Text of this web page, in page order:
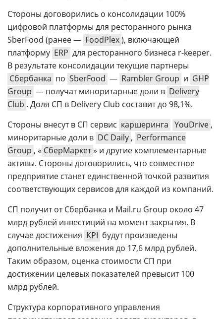
Стороны договорились о консолидации 100%
цифровой платформы для ресторанного рынка
SberFood (ранее — FoodPlex), включающей
платформу ERP для ресторанного бизнеса r-keeper.
В результате консолидации текущие партнеры
Сбербанка по SberFood — Rambler Group и GHP
Group — получат миноритарные доли в Delivery
Club . Доля СП в Delivery Club составит до 98,1%.
Стороны внесут в СП сервис каршеринга YouDrive ,
миноритарные доли в DC Daily , Performance
Group , « СберМаркет» и другие комплементарные
активы. Стороны договорились, что совместное
предприятие станет единственной точкой развития
соответствующих сервисов для каждой из компаний.
СП получит от Сбербанка и Mail.ru Group около 47
млрд рублей инвестиций на момент закрытия. В
случае достижения KPI будут произведены
дополнительные вложения до 17,6 млрд рублей.
Таким образом, оценка стоимости СП при
достижении целевых показателей превысит 100
млрд рублей.
Структура корпоративного управления